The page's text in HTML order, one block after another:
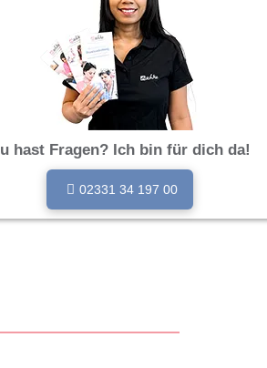
hast Fragen? Ich bin für dich da!
02331 34 197 00